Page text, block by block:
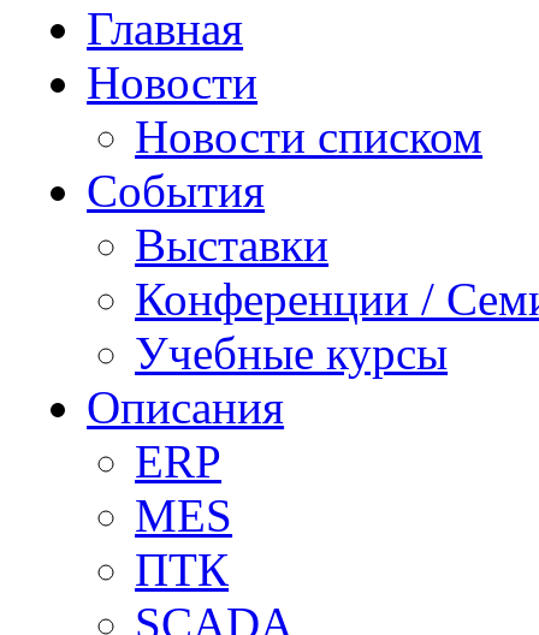
Главная
Новости
Новости списком
События
Выставки
Конференции /
Учебные курсы
Описания
ERP
MES
ПТК
SCADA